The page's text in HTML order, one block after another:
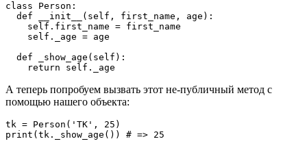
class Person:
  def __init__(self, first_name, age):
    self.first_name = first_name
    self._age = age
  def _show_age(self):
А теперь попробуем вызвать этот не-публичный метод с
помощью нашего объекта:
tk = Person('TK', 25)